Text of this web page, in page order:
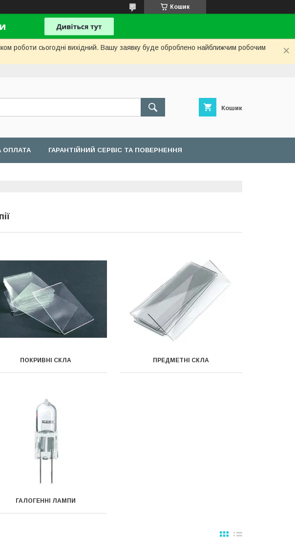
Кошик
роботи сьогодні вихідний. Вашу заявку буде оброблено найближчим робочим
Кошик
ОПЛАТА ГАРАНТІЙНИЙ СЕРВІС ТА ПОВЕРНЕННЯ
ПОКРИВНІ СКЛА ПРЕДМЕТНІ СКЛА
ГАЛОГЕННІ ЛАМПИ